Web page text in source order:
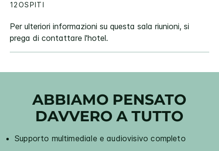
Per ulteriori informazioni su questa sala riunioni, si
prega di contattare l'hotel.
12OSPITI
ABBIAMO PENSATO
DAVVERO A TUTTO
Supporto multimediale e audiovisivo completo